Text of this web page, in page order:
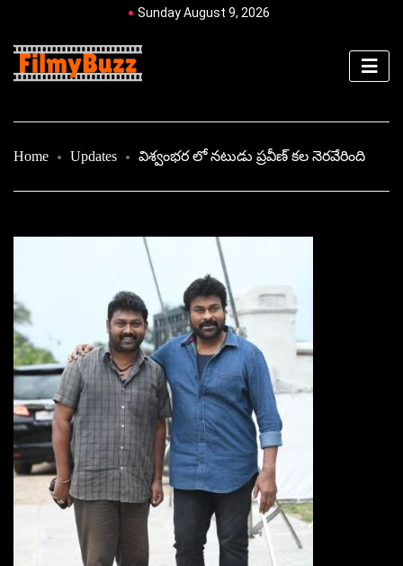
Sunday August 9, 2026
Home Updates విశ్వంభర లో నటుడు ప్రవీణ్ కల నెరవేరింది